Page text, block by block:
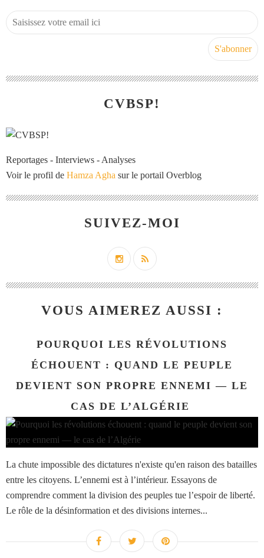
CVBSP!
Reportages - Interviews - Analyses
Voir le profil de Hamza Agha sur le portail Overblog
SUIVEZ-MOI
VOUS AIMEREZ AUSSI :
POURQUOI LES RÉVOLUTIONS
ÉCHOUENT : QUAND LE PEUPLE
DEVIENT SON PROPRE ENNEMI — LE
CAS DE L’ALGÉRIE
La chute impossible des dictatures n'existe qu'en raison des batailles
entre les citoyens. L’ennemi est à l’intérieur. Essayons de
comprendre comment la division des peuples tue l’espoir de liberté.
Le rôle de la désinformation et des divisions internes...